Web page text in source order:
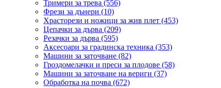
Тримери за трева (556)
Фрези за дънери (10)
Храсторези и ножици за жив плет (453)
Цепачки за дърва (209)
Резачки за дърва (595)
Аксесоари за градинска техника (353)
Машини за заточване (82)
Гроздомелачки и преси за плодове (58)
Машини за заточване на вериги (37)
Обработка на почва (672)